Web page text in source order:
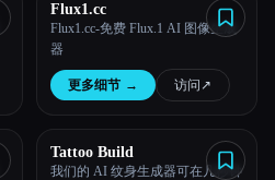
Flux1.cc
Flux1.cc-免费 Flux.1 AI 图像生成
器
更多细节 → 访问 ↗︎
Tattoo Build
我们的 AI 纹身生成器可在几秒钟